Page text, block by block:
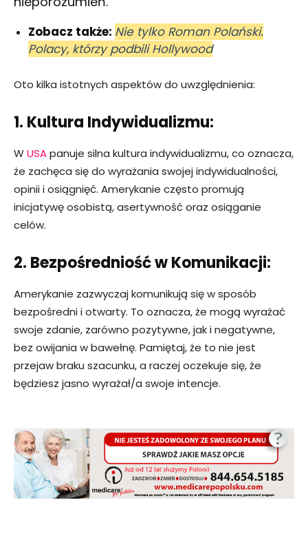
Zobacz także: Nie tylko Roman Polański.
Polacy, którzy podbili Hollywood
Oto kilka istotnych aspektów do uwzględnienia:
1. Kultura Indywidualizmu:
WUSApanuje silna kultura indywidualizmu, co oznacza,
że zachęca się do wyrażania swojej indywidualności,
opinii i osiągnięć. Amerykanie często promują
inicjatywę osobistą, asertywność oraz osiąganie
celów.
2. Bezpośredniość w Komunikacji:
Amerykanie zazwyczaj komunikują się w sposób
bezpośredni i otwarty. To oznacza, że mogą wyrażać
swoje zdanie, zarówno pozytywne, jak i negatywne,
bez owijania w bawełnę. Pamiętaj, że to nie jest
przejaw braku szacunku, a raczej oczekuje się, że
będziesz jasno wyrażał/a swoje intencje.